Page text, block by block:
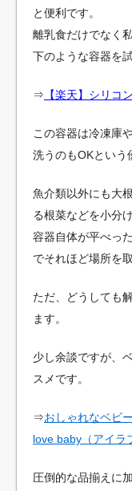
と便利です。
離乳食だけでなく
下のような容器を
⇒ 【楽天】シリコ
この容器は冷凍庫
洗うのもOKという
魚介類以外にも大
る根菜などを小分
容器自体が平べっ
でそれほど場所を
ただ、どうしても
ます。
少し余談ですが、
スメです。
⇒おしゃれなベビ
love baby（アイラ
圧倒的な品揃えに